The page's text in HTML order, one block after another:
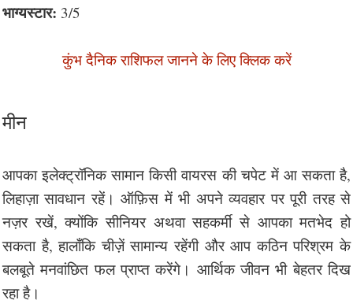
भाग्यस्टार: 3/5
कुंभ दैनिक राशिफल जानने के लिए क्लिक करें
मीन
आपका इलेक्ट्रॉनिक सामान किसी वायरस की चपेट में आ सकता है,
लिहाज़ा सावधान रहें। ऑफ़िस में भी अपने व्यवहार पर पूरी तरह से
नज़र रखें, क्योंकि सीनियर अथवा सहकर्मी से आपका मतभेद हो
सकता है, हालाँकि चीज़ें सामान्य रहेंगी और आप कठिन परिश्रम के
बलबूते मनवांछित फल प्राप्त करेंगे। आर्थिक जीवन भी बेहतर दिख
रहा है।